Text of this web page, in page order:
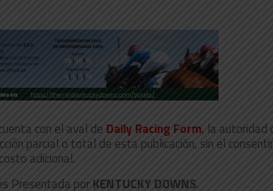
con el aval de Daily Racing Form, la autoridad
parcial o total de esta publicación, sin el
adicional.
Presentada porKENTUCKY DOWNS.